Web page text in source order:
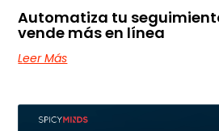
Automatiza tu
vende más en línea
Leer Más